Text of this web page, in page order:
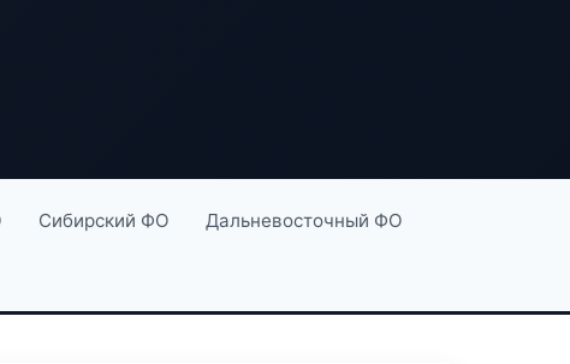
Сибирский ФО Дальневосточный ФО